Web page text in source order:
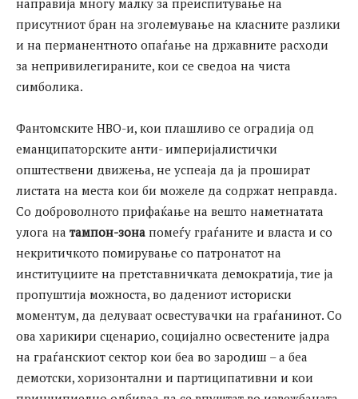
присутниот бран на зголемување на класните разлики
и на перманентното опаѓање на државните расходи
за непривилегираните, кои се сведоа на чиста
симболика.
Фантомските НВО-и, кои плашливо се оградија од
еманципаторските анти- империјалистички
општествени движења, не успеаја да ја прошират
листата на места кои би можелe да содржат неправда.
Со доброволното прифаќање на вешто наметнатата
улога на тампон-зона помеѓу граѓаните и власта и со
некритичкото помирување со патронатот на
институциите на претставничката демократија, тие ја
пропуштија можноста, во дадениот историски
моментум, да делуваат освестувачки на граѓанинот. Со
ова харикири сценарио, социјално освестените јадра
на граѓанскиот сектор кои беа во зародиш – а беа
демотски, хоризонтални и партиципативни и кои